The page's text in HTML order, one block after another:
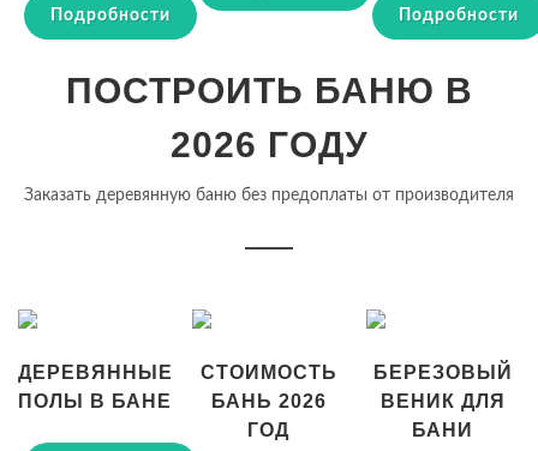
Подробности Подробности
ПОСТРОИТЬ БАНЮ В
2026 ГОДУ
Заказать деревянную баню без предоплаты от производителя
ДЕРЕВЯННЫЕ
ПОЛЫ В БАНЕ
СТОИМОСТЬ
БАНЬ 2026
ГОД
БЕРЕЗОВЫЙ
ВЕНИК ДЛЯ
БАНИ